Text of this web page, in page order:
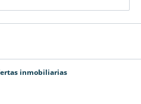
inmobiliarias